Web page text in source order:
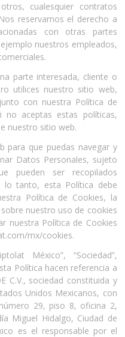
cualesquier contratos
reservamos el derecho a
con otras partes
nuestros empleados,
parte interesada, cliente o
utilices nuestro sitio web,
con nuestra Política de
no aceptas estas políticas,
nuestro sitio web.
para que puedas navegar y
Datos Personales, sujeto
pueden ser recopilados
tanto, esta Política debe
Política de Cookies, la
nuestro uso de cookies
nuestra Política de Cookies
mx/cookies.
México”, “Sociedad”,
Política hacen referencia a
C.V., sociedad constituida y
Unidos Mexicanos, con
29, piso 8, oficina 2,
Miguel Hidalgo, Ciudad de
es el responsable por el